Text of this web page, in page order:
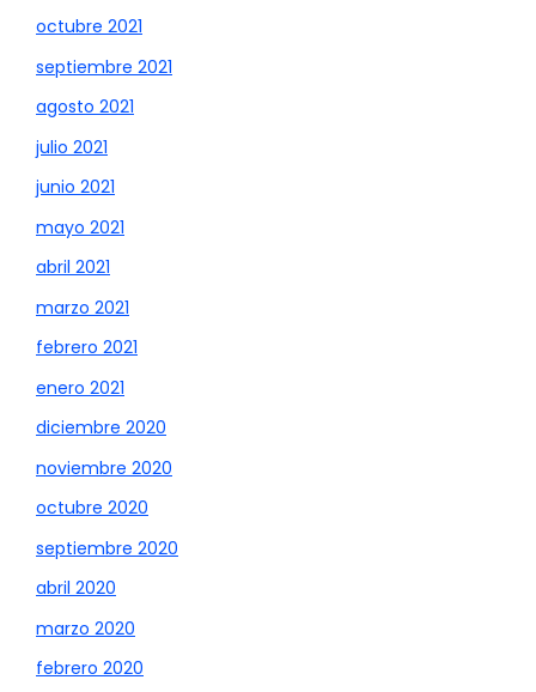
octubre 2021
septiembre 2021
agosto 2021
julio 2021
junio 2021
mayo 2021
abril 2021
marzo 2021
febrero 2021
enero 2021
diciembre 2020
noviembre 2020
octubre 2020
septiembre 2020
abril 2020
marzo 2020
febrero 2020